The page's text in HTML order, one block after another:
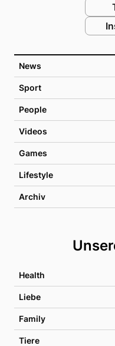
News
Sport
People
Videos
Games
Lifestyle
Archiv
Health
Liebe
Family
Tiere